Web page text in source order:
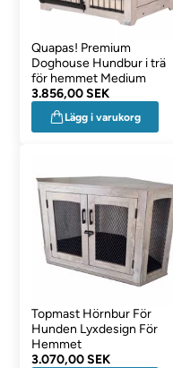
Quapas! Premium
Doghouse Hundbur i trä
för hemmet Medium
3.856,00 SEK
Lägg i varukorg
Topmast Hörnbur För
Hunden Lyxdesign För
Hemmet
3.070,00 SEK